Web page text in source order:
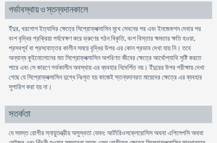
গর্ভাবস্থায় ও স্তন্যদানকালে
ইঁদুর, খরগোশ ইত্যাদির ক্ষেত্রে সিপ্রোফ্লক্সাসিন মুখে সেবনের পর এবং ইনজেকশন দেবার পর
বংশ বৃদ্ধির প্রক্রিয়া পর্যবেক্ষণ করে ভ্রুণের গঠন বিকৃতি, বংশ বিস্তার ক্ষমতার ক্ষতি হওয়া,
প্রসবপূর্ব বা প্রসবোত্তর কালীন সময়ে বৃদ্ধির উপর এর কোন প্রভাব দেখা যায় নি। তবে
অন্যান্য কুইনোলোনের মত সিপ্রোফ্লক্সাসিন অপরিণত জীবের ক্ষেত্রে আর্থোপ্যাথি সৃষ্টি করতে
পারে এবং সে কারণে গর্ভকালীন অবস্থায় এর ব্যবহার নিদের্শিত নয়। ইঁদুরের উপর পরীক্ষায় দেখা
গেছে যে সিপ্রোফ্লক্সাসিন দুগ্ধে নিঃসৃত হয় কাজেই স্তন্যদানরত মায়েদের ক্ষেত্রে এর ব্যবহার
সুপারিশ করা হয় না।
সতর্কতা
যে সমস্ত রোগীর স্নায়ুতন্ত্রীয় অসুস্থতা যেমন: আর্টারিওসক্লেরোসিস অথবা এপিলেপসি অথবা